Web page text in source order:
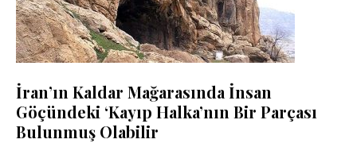
İran’ın Kaldar Mağarasında İnsan
Göçündeki ‘Kayıp Halka’nın Bir Parçası
Bulunmuş Olabilir